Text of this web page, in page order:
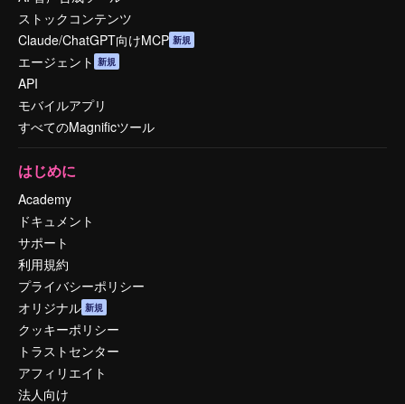
ストックコンテンツ
Claude/ChatGPT向けMCP 新規
エージェント 新規
API
モバイルアプリ
すべてのMagnificツール
はじめに
Academy
ドキュメント
サポート
利用規約
プライバシーポリシー
オリジナル 新規
クッキーポリシー
トラストセンター
アフィリエイト
法人向け